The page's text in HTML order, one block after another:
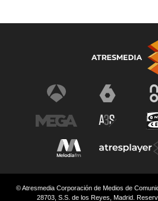
© Atresmedia Corporación de Medios de
28703, S.S. de los Reyes, Madrid.